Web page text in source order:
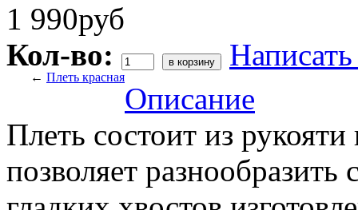
1 990руб
Кол-во:
← Плеть красная
Описание
Плеть состоит из
позволяет